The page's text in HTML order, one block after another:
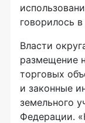
говорилось в
Власти
размещение
торговых
и законные
земельного
Федерации.